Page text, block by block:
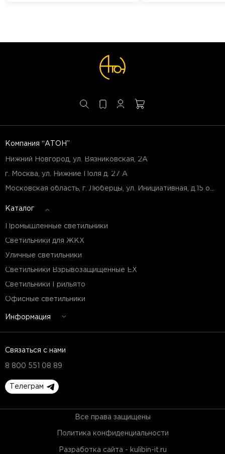
Компания “АТОН”
Нижний Новгород, ул. Вязниковская, 2А
г. Москва, ул. Нижние Поля д. 27 А
Каталог
Промышленные светильники
Светильники для ЖКХ
Уличные светильники
Светильники Взрывозащищенные EX
Светильники Грильято
Офисные светильники
Информация
Связаться с нами
8 800 551 08 89
Телеграм
Все права защищены
Политика конфиденциальности
Разработка сайта - kulibin-it.ru